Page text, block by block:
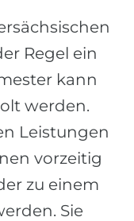
Regel ein
kann
werden.
Leistungen
vorzeitig
zu einem
Sie